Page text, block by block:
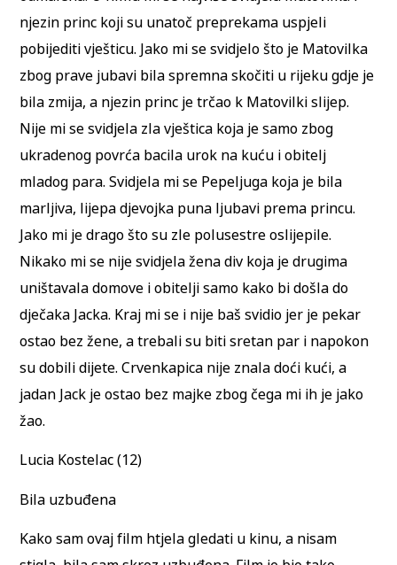
njezin princ koji su unatoč preprekama uspjeli
pobijediti vješticu. Jako mi se svidjelo što je Matovilka
zbog prave jubavi bila spremna skočiti u rijeku gdje je
bila zmija, a njezin princ je trčao k Matovilki slijep.
Nije mi se svidjela zla vještica koja je samo zbog
ukradenog povrća bacila urok na kuću i obitelj
mladog para. Svidjela mi se Pepeljuga koja je bila
marljiva, lijepa djevojka puna ljubavi prema princu.
Jako mi je drago što su zle polusestre oslijepile.
Nikako mi se nije svidjela žena div koja je drugima
uništavala domove i obitelji samo kako bi došla do
dječaka Jacka. Kraj mi se i nije baš svidio jer je pekar
ostao bez žene, a trebali su biti sretan par i napokon
su dobili dijete. Crvenkapica nije znala doći kući, a
jadan Jack je ostao bez majke zbog čega mi ih je jako
žao.
Lucia Kostelac (12)
Bila uzbuđena
Kako sam ovaj film htjela gledati u kinu, a nisam